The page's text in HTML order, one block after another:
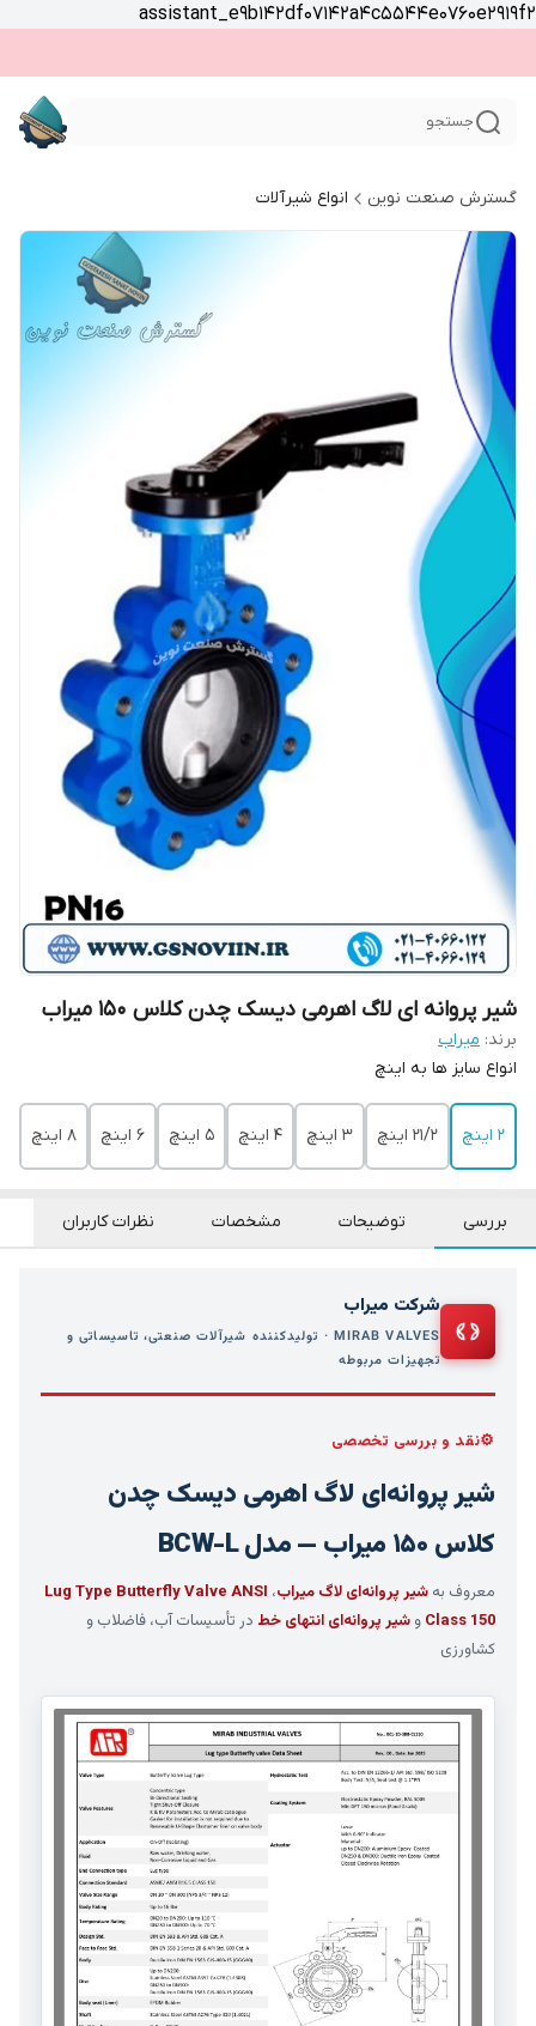
assistant_e9b142df07142a4c5544e0760e2919f2
جستجو
گسترش صنعت نوین انواع شیرآلات
شیر پروانه ای لاگ اهرمی دیسک چدن کلاس ۱۵۰ میراب
برند: میراب
انواع سایز ها به اینچ
2 اینچ 21/2 اینچ 3 اینچ 4 اینچ 5 اینچ 6 اینچ 8 اینچ
بررسی توضیحات مشخصات نظرات کاربران
شرکت میراب
MIRAB VALVES · تولیدکننده شیرآلات صنعتی، تاسیساتی و
تجهیزات مربوطه
نقد و بررسی تخصصی
شیر پروانه‌ای لاگ اهرمی دیسک چدن
کلاس ۱۵۰ میراب — مدل BCW-L
معروف به شیر پروانه‌ای لاگ میراب، Lug Type Butterfly Valve ANSI
Class 150 و شیر پروانه‌ای انتهای خط در تأسیسات آب، فاضلاب و
کشاورزی